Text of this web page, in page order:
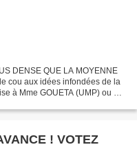
DENSE QUE LA MOYENNE
cou aux idées infondées de la
à Mme GOUETA (UMP) ou M
! VOTEZ